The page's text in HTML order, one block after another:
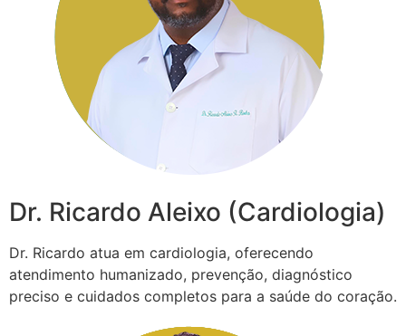
Dr. Ricardo Aleixo (Cardiologia)
Dr. Ricardo atua em cardiologia, oferecendo
atendimento humanizado, prevenção, diagnóstico
preciso e cuidados completos para a saúde do coração.